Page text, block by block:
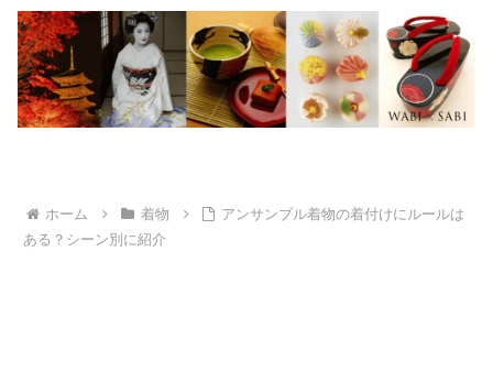
ホーム 着物
アンサンブル着物の着付けにルールは
ある？シーン別に紹介